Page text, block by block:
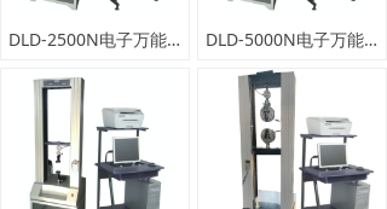
DLD-2500N电子万能试验机 DLD-5000N电子万能试验机